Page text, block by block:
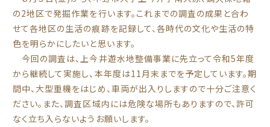
の2地区で発掘作業を行います。これまでの調査の成果と合わ
せて各地区の生活の痕跡を記録して、各時代の文化や生活の特
色を明らかにしたいと思います。
今回の調査は、上今井遊水地整備事業に先立って令和5年度
から継続して実施し、本年度は11月末までを予定しています。期
間中、大型重機をはじめ、車両が出入りしますので十分ご注意く
ださい。また、調査区域内には危険な場所もありますので、許可
なく立ち入らないようお願いします。